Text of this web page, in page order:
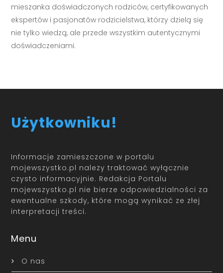
mieszanka doświadczonych rodziców, certyfikowanych
ekspertów i pasjonatów rodzicielstwa, którzy dzielą się
nie tylko wiedzą, ale przede wszystkim autentycznymi
doświadczeniami.
Użytkowniku!
Informacje zamieszczone w portalu
mojewszystko.pl należy traktować wyłącznie
czysto informacyjnie. Redakcja Portalu
mojewszystko.pl nie bierze odpowiedzialności za
ewentualne szkody, które mogą wynikać ze złej
interpretacji treści.
Menu
O nas